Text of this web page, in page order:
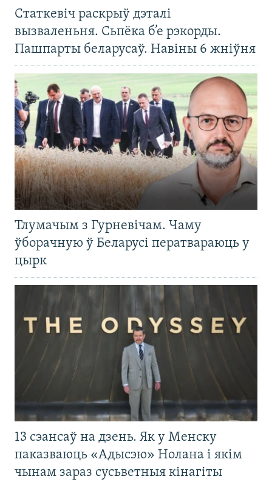
Статкевіч раскрыў дэталі
вызваленьня. Сьпёка б’е рэкорды.
Пашпарты беларусаў. Навіны 6 жніўня
Тлумачым з Гурневічам. Чаму
ўборачную ў Беларусі ператвараюць у
цырк
13 сэансаў на дзень. Як у Менску
паказваюць «Адысэю» Нолана і якім
чынам зараз сусьветныя кінагіты